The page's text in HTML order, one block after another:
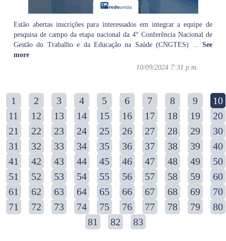
Estão abertas inscrições para interessados em integrar a equipe de
pesquisa de campo da etapa nacional da 4° Conferência Nacional de
Gestão do Trabalho e da Educação na Saúde (CNGTES) ...See
more
10/09/2024 7:31 p.m.
1 2 3 4 5 6 7 8 9
10
11
12 13 14 15 16 17 18 19
20
21
22 23 24 25 26 27 28 29
30
31
32 33 34 35 36 37 38 39
40
41
42 43 44 45 46 47 48 49
50
51
52 53 54 55 56 57 58 59
60
61
62 63 64 65 66 67 68 69
70
71
72 73 74 75 76 77 78 79
80
81
82 83